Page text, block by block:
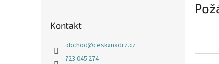
Kontakt
obchod@ceskanadrz.cz
723 045 274